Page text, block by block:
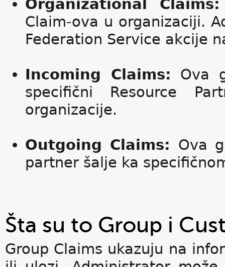
Organizational Claims:
Claim-ova u organizaciji.
Federation Service akcije
Incoming Claims: Ova
specifični Resource
organizacije.
Outgoing Claims: Ova
partner šalje ka
Šta su to Group i
Group Claims ukazuju na